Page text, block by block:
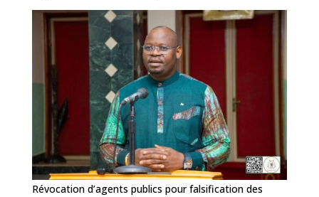
Révocation d’agents publics pour falsification des